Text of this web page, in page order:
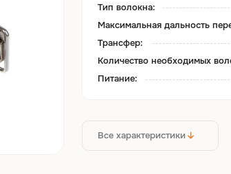
Тип волокна:
Максимальная дальность
Трансфер:
Количество необходимых
Питание:
Все характеристики